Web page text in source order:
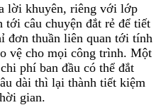
lời khuyên, riêng với lớp
tới câu chuyện đắt rẻ để tiết
đơn thuần liên quan tới tính
vệ cho mọi công trình. Một
phí ban đầu có thể đắt
dài thì lại thành tiết kiệm
gian.